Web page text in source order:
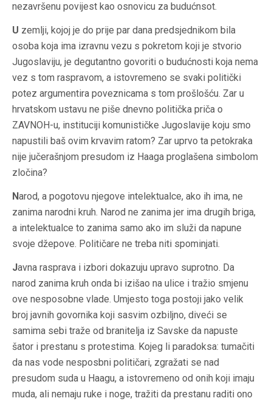
nezavršenu povijest kao osnovicu za budućnsot.
U zemlji, kojoj je do prije par dana predsjednikom bila
osoba koja ima izravnu vezu s pokretom koji je stvorio
Jugoslaviju, je degutantno govoriti o budućnosti koja nema
vez s tom raspravom, a istovremeno se svaki politički
potez argumentira poveznicama s tom prošlošću. Zar u
hrvatskom ustavu ne piše dnevno politička priča o
ZAVNOH-u, instituciji komunističke Jugoslavije koju smo
napustili baš ovim krvavim ratom? Zar uprvo ta petokraka
nije jučerašnjom presudom iz Haaga proglašena simbolom
zločina?
Narod, a pogotovu njegove intelektualce, ako ih ima, ne
zanima narodni kruh. Narod ne zanima jer ima drugih briga,
a intelektualce to zanima samo ako im služi da napune
svoje džepove. Političare ne treba niti spominjati.
Javna rasprava i izbori dokazuju upravo suprotno. Da
narod zanima kruh onda bi izišao na ulice i tražio smjenu
ove nesposobne vlade. Umjesto toga postoji jako velik
broj javnih govornika koji sasvim ozbiljno, diveći se
samima sebi traže od branitelja iz Savske da napuste
šator i prestanu s protestima. Kojeg li paradoksa: tumačiti
da nas vode nesposbni političari, zgražati se nad
presudom suda u Haagu, a istovremeno od onih koji imaju
muda, ali nemaju ruke i noge, tražiti da prestanu raditi ono